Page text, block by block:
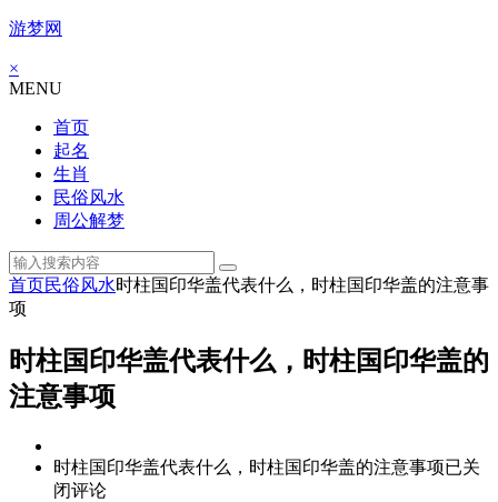
游梦网
×
MENU
首页
起名
生肖
民俗风水
周公解梦
首页民俗风水时柱国印华盖代表什么，时柱国印华盖的注意事
项
时柱国印华盖代表什么，时柱国印华盖的
注意事项
时柱国印华盖代表什么，时柱国印华盖的注意事项已关
闭评论